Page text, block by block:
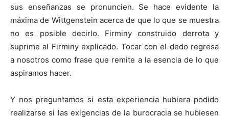
sus enseñanzas se pronuncien. Se hace evidente la
máxima de Wittgenstein acerca de que lo que se muestra
no es posible decirlo. Firminy construido derrota y
suprime al Firminy explicado. Tocar con el dedo regresa
a nosotros como frase que remite a la esencia de lo que
aspiramos hacer.
Y nos preguntamos si esta experiencia hubiera podido
realizarse si las exigencias de la burocracia se hubiesen